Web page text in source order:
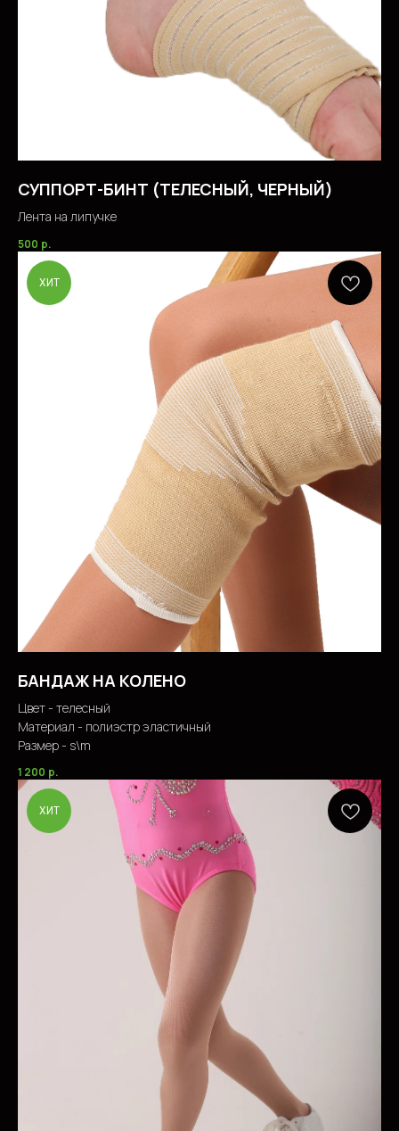
СУППОРТ-БИНТ (ТЕЛЕСНЫЙ, ЧЕРНЫЙ)
Лента на липучке
500 р.
ХИТ
БАНДАЖ НА КОЛЕНО
Цвет - телесный
Материал - полиэстр эластичный
Размер - s\m
1 200 р.
ХИТ
СОМНЕВАЕТЕСЬ
В ВЫБОРЕ ТОВАРА ИЛИ
УСЛУГИ?